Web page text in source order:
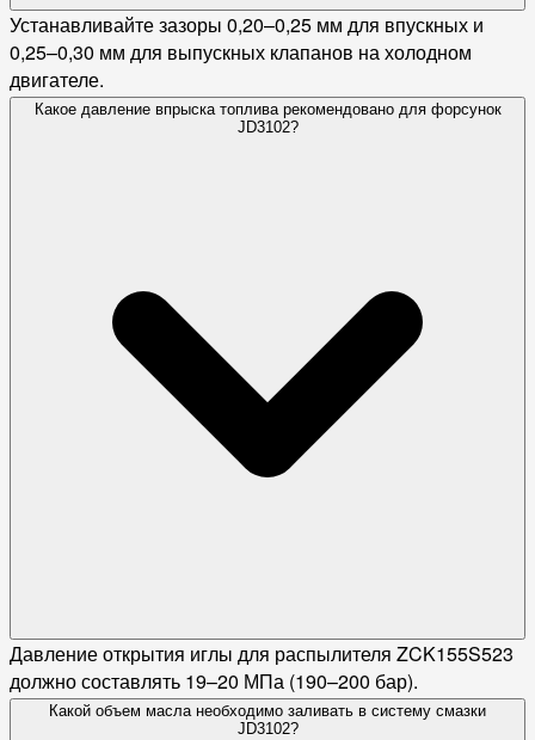
Устанавливайте зазоры 0,20–0,25 мм для впускных и
0,25–0,30 мм для выпускных клапанов на холодном
двигателе.
Какое давление впрыска топлива рекомендовано для форсунок
JD3102?
Давление открытия иглы для распылителя ZCK155S523
должно составлять 19–20 МПа (190–200 бар).
Какой объем масла необходимо заливать в систему смазки
JD3102?